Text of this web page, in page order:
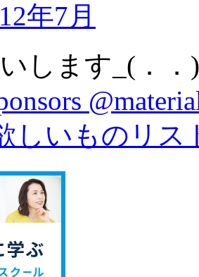
年7月
します_(．．
しいものリス